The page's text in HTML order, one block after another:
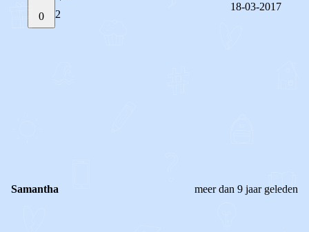
0 2
18-03-2017
Samantha meer dan 9 jaar geleden